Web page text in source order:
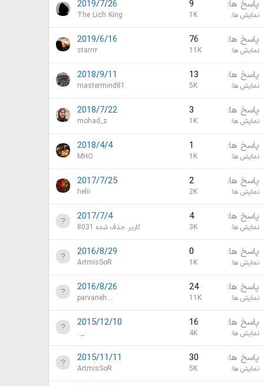
پاسخ ها 9
نمایش ها 1K
2019/7/26
The Lich King
پاسخ ها 76
نمایش ها 11K
2019/6/16
starrrr
پاسخ ها 13
نمایش ها 5K
2018/9/11
mastermind81
پاسخ ها 3
نمایش ها 1K
2018/7/22
mohad_z
پاسخ ها 1
نمایش ها 1K
2018/4/4
MHO
پاسخ ها 2
نمایش ها 2K
2017/7/25
helii
پاسخ ها 4
نمایش ها 3K
2017/7/4
کاربر حذف شده 8031
پاسخ ها 0
نمایش ها 1K
2016/8/29
ArtmisSoR
پاسخ ها 24
نمایش ها 11K
2016/8/26
parvaneh...
پاسخ ها 16
نمایش ها 4K
2015/12/10
.._..
پاسخ ها 30
نمایش ها 5K
2015/11/11
ArtmisSoR